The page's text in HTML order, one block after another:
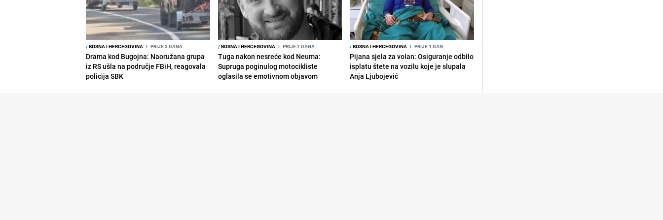
/BOSNA I HERCEGOVINA I PRIJE 3 DANA
Drama kod Bugojna: Naoružana grupa
iz RS ušla na područje FBiH, reagovala
policija SBK
/BOSNA I HERCEGOVINA I PRIJE 2 DANA
Tuga nakon nesreće kod Neuma:
Supruga poginulog motocikliste
oglasila se emotivnom objavom
/BOSNA I HERCEGOVINA I PRIJE 1 DAN
Pijana sjela za volan: Osiguranje odbilo
isplatu štete na vozilu koje je slupala
Anja Ljubojević